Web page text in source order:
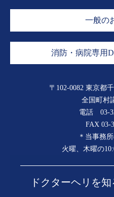
一般の
消防・病院専用
〒102-0082 東京都
全国町村
電話 03-
FAX 03-
＊当事務
火曜、木曜の
ドクターヘリを知